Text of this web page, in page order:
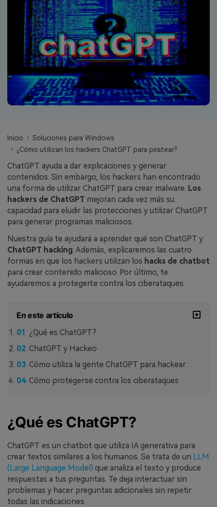
Recoverit Gratis
Recupera datos perdidos/eliminados gratis
Pruébalo Gratis
Repairit - Reparar Datos
UBackit - Respaldar Datos
VER TODAS LAS FUNCIONES
search
Inicio
Soluciones para Windows
¿Cómo utilizan los hackers ChatGPT para piratear?
ChatGPT ayuda a dar explicaciones y generar
contenidos. Sin embargo, los hackers han encontrado
una forma de utilizar ChatGPT para crear malware. Los
hackers de ChatGPT mejoran cada vez más su
capacidad para eludir las protecciones y utilizar ChatGPT
para generar programas maliciosos.
Nuestra guía te ayudará a aprender qué son ChatGPT y
ChatGPT hacking. Además, explicaremos las cuatro
formas en que los hackers utilizan los hacks de chatbot
para crear contenido malicioso. Por último, te
ayudaremos a protegerte contra los ciberataques.
En este artículo
¿Qué es ChatGPT?
ChatGPT y Hackeo
Cómo utiliza la gente ChatGPT para hackear
Cómo protegerse contra los ciberataques
¿Qué es ChatGPT?
ChatGPT es un chatbot que utiliza IA generativa para
crear textos similares a los humanos. Se trata de un LLM
(Large Language Model) que analiza el texto y produce
respuestas a tus preguntas. Te deja interactuar sin
problemas y hacer preguntas adicionales sin repetir
todas las indicaciones.